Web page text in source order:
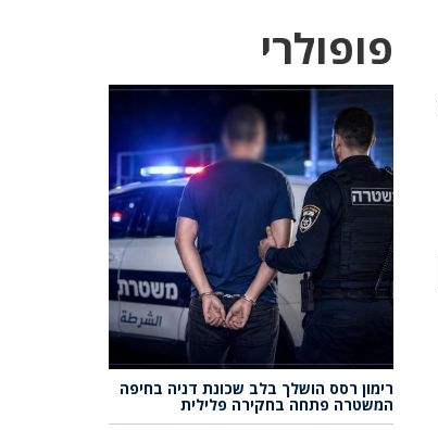
פופולרי
רימון רסס הושלך בלב שכונת דניה בחיפה
המשטרה פתחה בחקירה פלילית